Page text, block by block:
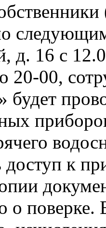
д. 16 с
20-00,
будет
доступ к
о